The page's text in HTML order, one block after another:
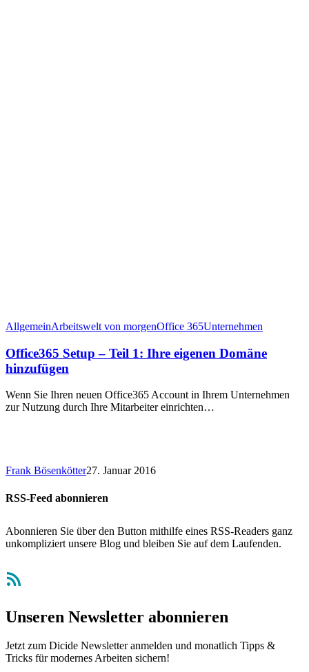
AllgemeinArbeitswelt von morgenOffice 365Unternehmen
Office365 Setup – Teil 1: Ihre eigenen Domäne
hinzufügen
Wenn Sie Ihren neuen Office365 Account in Ihrem Unternehmen
zur Nutzung durch Ihre Mitarbeiter einrichten…
Frank Bösenkötter27. Januar 2016
RSS-Feed abonnieren
Abonnieren Sie über den Button mithilfe eines RSS-Readers ganz
unkompliziert unsere Blog und bleiben Sie auf dem Laufenden.
RSS-Feed
Unseren Newsletter abonnieren
Jetzt zum Dicide Newsletter anmelden und monatlich Tipps &
Tricks für modernes Arbeiten sichern!